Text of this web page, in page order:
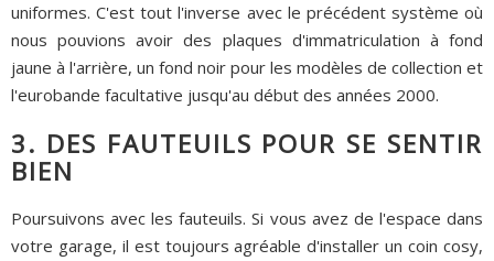
uniformes. C'est tout l'inverse avec le précédent système où
nous pouvions avoir des plaques d'immatriculation à fond
jaune à l'arrière, un fond noir pour les modèles de collection et
l'eurobande facultative jusqu'au début des années 2000.
3. DES FAUTEUILS POUR SE SENTIR
BIEN
Poursuivons avec les fauteuils. Si vous avez de l'espace dans
votre garage, il est toujours agréable d'installer un coin cosy,